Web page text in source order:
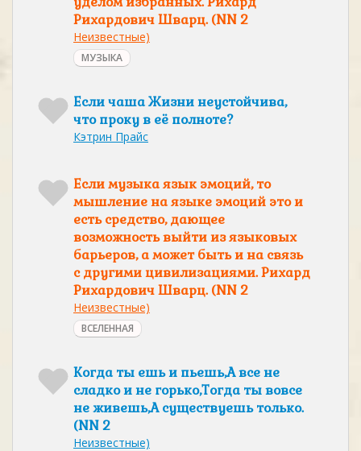
Рихардович Шварц. (NN 2
Неизвестные)
МУЗЫКА
Если чаша Жизни неустойчива,
что проку в её полноте?
Кэтрин Прайс
Если музыка язык эмоций, то
мышление на языке эмоций это и
есть средство, дающее
возможность выйти из языковых
барьеров, а может быть и на связь
с другими цивилизациями. Рихард
Рихардович Шварц. (NN 2
Неизвестные)
ВСЕЛЕННАЯ
Когда ты ешь и пьешь,А все не
сладко и не горько,Тогда ты вовсе
не живешь,А существуешь только.
(NN 2
Неизвестные)